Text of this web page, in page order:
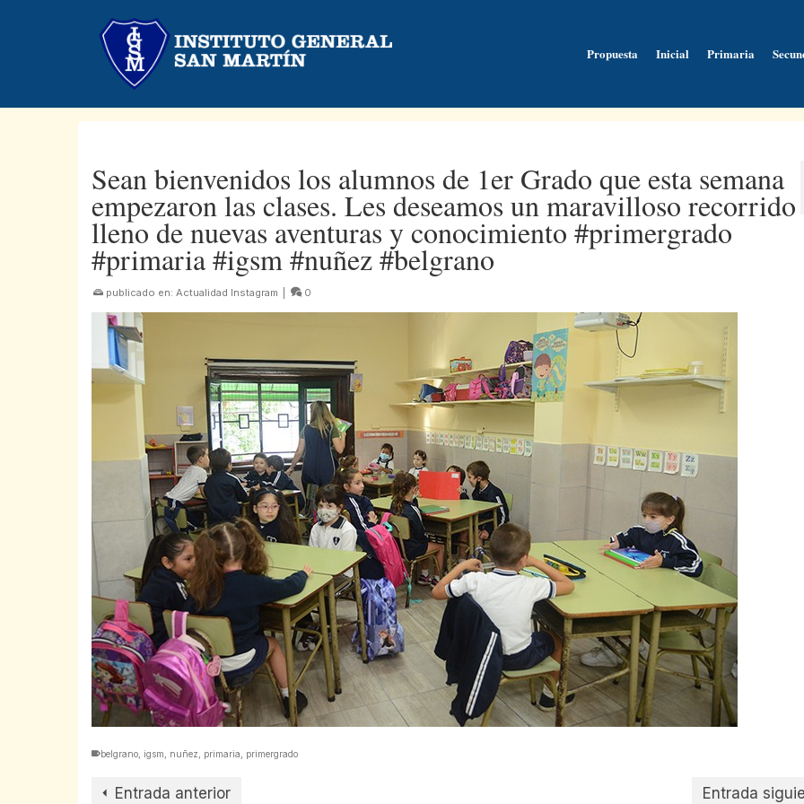
Propuesta Inicial Primaria
Sean bienvenidos los alumnos de 1er Grado que esta semana
empezaron las clases. Les deseamos un maravilloso recorrido
lleno de nuevas aventuras y conocimiento #primergrado
#primaria #igsm #nuñez #belgrano
publicado en: Actualidad Instagram 0
belgrano igsm nuñez primaria primergrado
Entrada anterior Entrada